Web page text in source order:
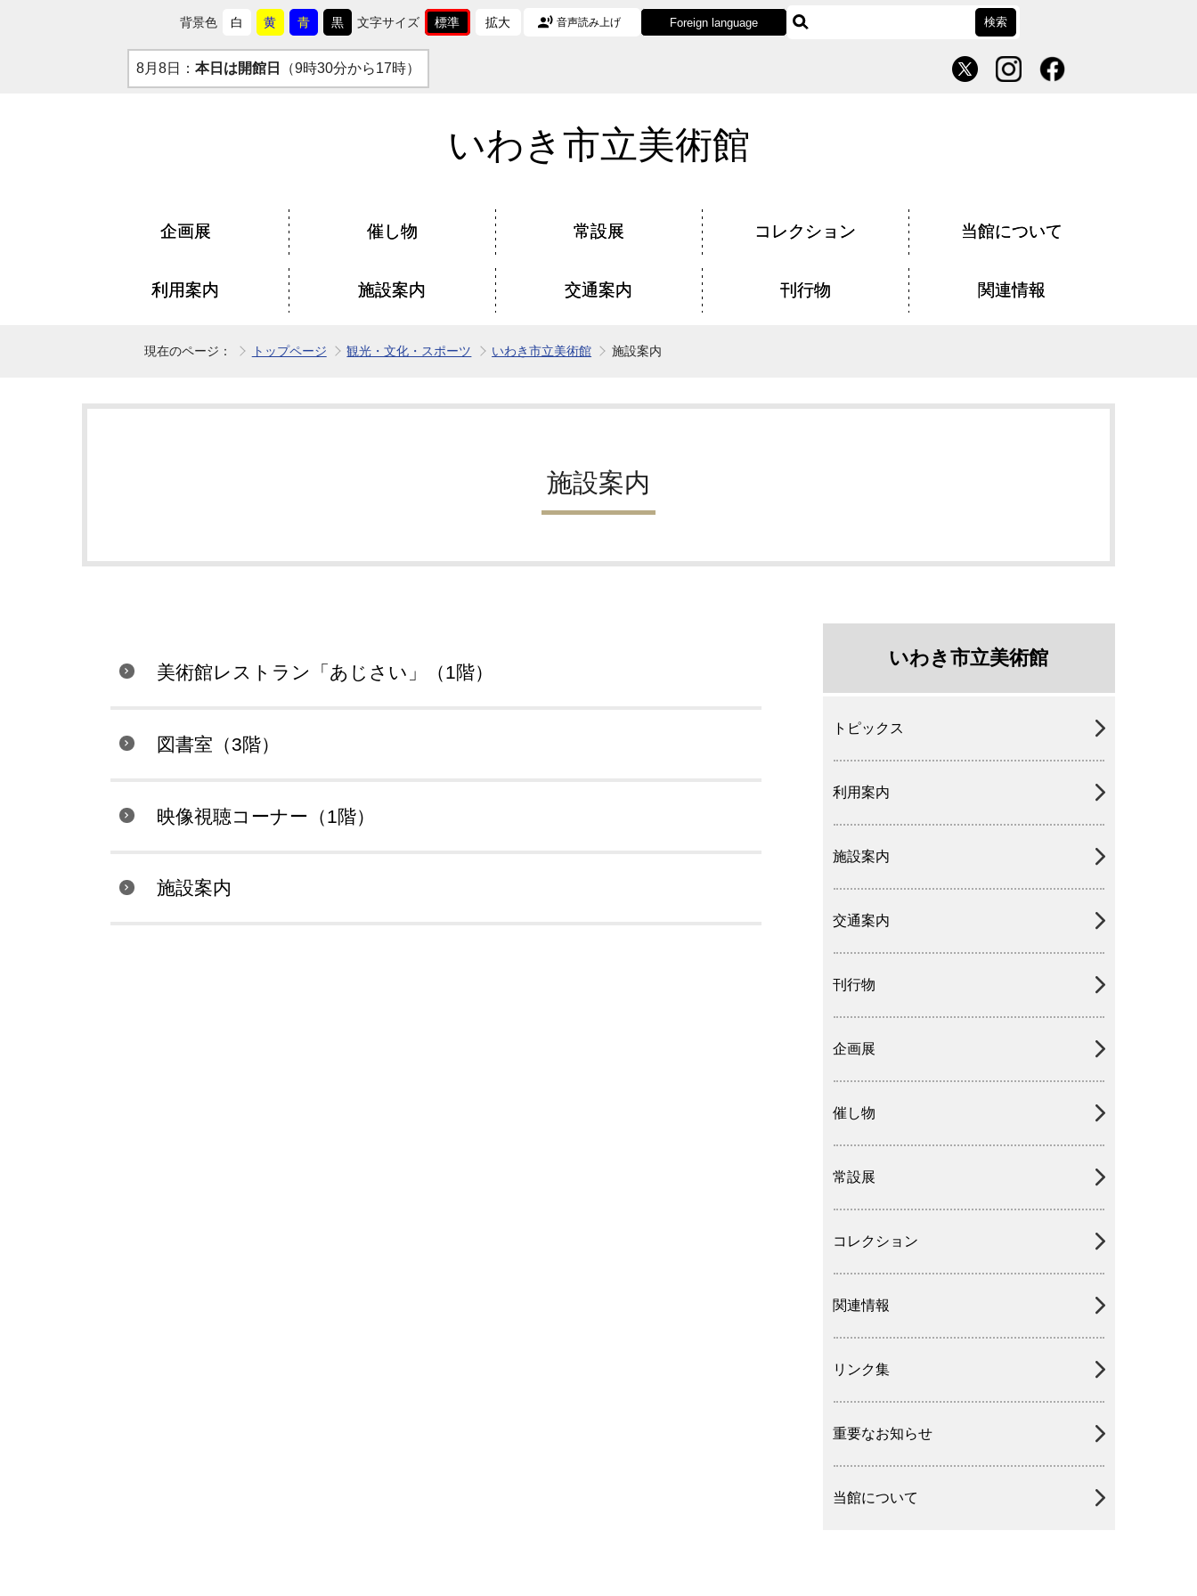
背景色
背
景
色
を
白
変
更
背
景
色
を
黄
に
変
更
背
景
色
を
青
に
変
更
背
景
色
を
黒
に
変
更
文字サイズ
文
標準
に
文
拡大 音声読み上げ Foreign language
8月8日： 本日は開館日 （9時30分から17時）
いわき市立美術館
企画展 催し物 常設展 コレクション 当館について
利用案内 施設案内 交通案内 刊行物 関連情報
現在のページ： トップページ 観光・文化・スポーツ いわき市立美術館 施設案内
施設案内
美術館レストラン「あじさい」（1階）
図書室（3階）
映像視聴コーナー（1階）
施設案内
いわき市立美術館
トピックス
利用案内
施設案内
交通案内
刊行物
企画展
催し物
常設展
コレクション
関連情報
リンク集
重要なお知らせ
当館について